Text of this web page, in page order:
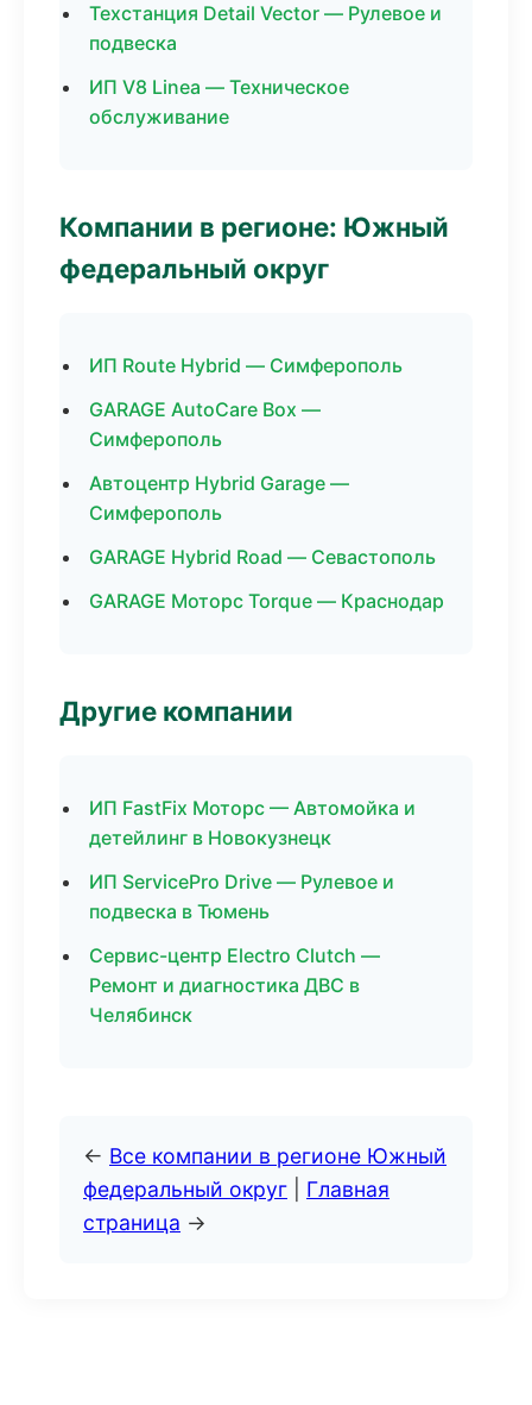
Техстанция Detail Vector — Рулевое и
подвеска
ИП V8 Linea — Техническое
обслуживание
Компании в регионе: Южный
федеральный округ
ИП Route Hybrid — Симферополь
GARAGE AutoCare Box —
Симферополь
Автоцентр Hybrid Garage —
Симферополь
GARAGE Hybrid Road — Севастополь
GARAGE Моторс Torque — Краснодар
Другие компании
ИП FastFix Моторс — Автомойка и
детейлинг в Новокузнецк
ИП ServicePro Drive — Рулевое и
подвеска в Тюмень
Сервис-центр Electro Clutch —
Ремонт и диагностика ДВС в
Челябинск
← Все компании в регионе Южный
федеральный округ
Главная
страница →